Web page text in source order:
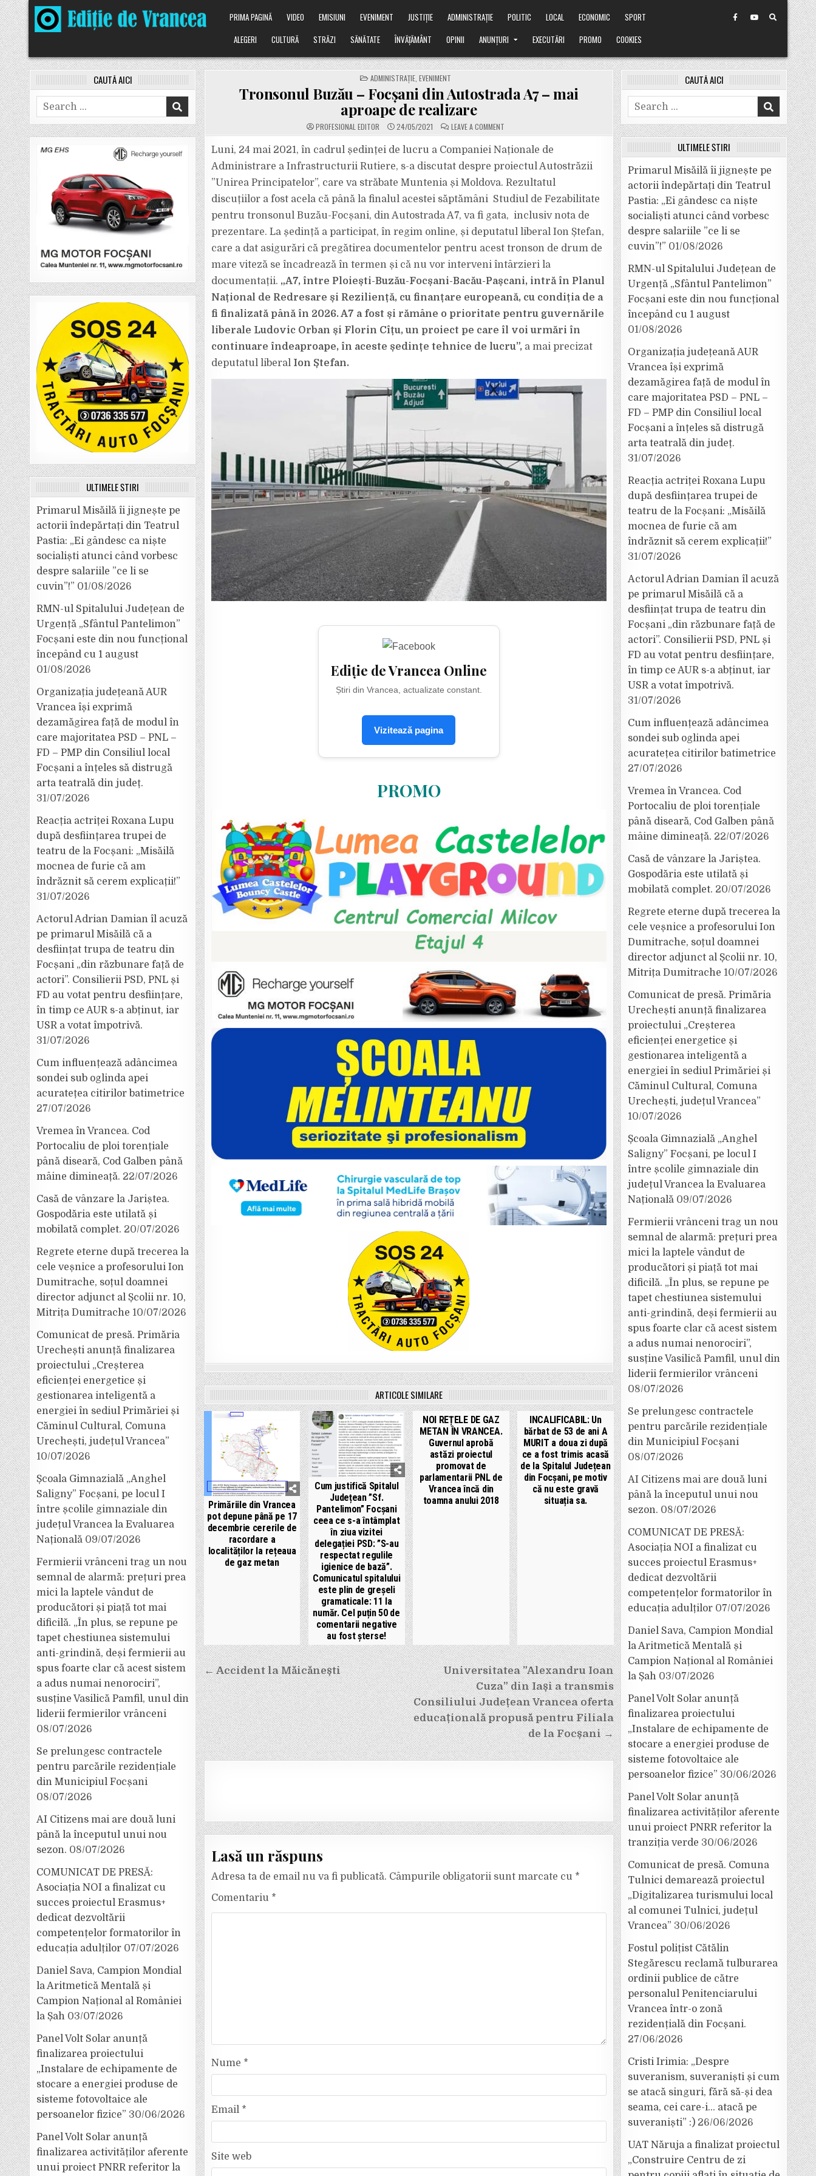
Skip
to
content
PRIMA PAGINĂ VIDEO EMISIUNI EVENIMENT JUSTIȚIE ADMINISTRAȚIE POLITIC LOCAL ECONOMIC
SPORT
ALEGERI
CULTURĂ STRĂZI SĂNĂTATE ÎNVĂȚĂMÂNT OPINII ANUNȚURI EXECUTĂRI PROMO COOKIES
POSTED
IN
ADMINISTRAȚIE ,EVENIMENT
Tronsonul Buzău – Focșani din Autostrada A7 – mai
aproape de realizare
PROFESIONAL EDITOR 24/05/2021 LEAVE A COMMENT
TRONSONUL
–
FOCȘANI
DIN
AUTOSTRADA
A7
–
APROAPE
REALIZARE
Luni, 24 mai 2021, în cadrul ședinței de lucru a Companiei Naționale de
Administrare a Infrastructurii Rutiere, s-a discutat despre proiectul Autostrăzii
”Unirea Principatelor”, care va străbate Muntenia și Moldova. Rezultatul
discuțiilor a fost acela că până la finalul acestei săptămâni Studiul de Fezabilitate
pentru tronsonul Buzău-Focșani, din Autostrada A7, va fi gata, inclusiv nota de
prezentare. La ședință a participat, în regim online, și deputatul liberal Ion Ștefan,
care a dat asigurări că pregătirea documentelor pentru acest tronson de drum de
mare viteză se încadrează în termen și că nu vor interveni întârzieri la
documentații. „A7, între Ploiești-Buzău-Focșani-Bacău-Pașcani, intră în Planul
Național de Redresare și Reziliență, cu finanțare europeană, cu condiția de a
fi finalizată până în 2026.A7 a fost și rămâne o prioritate pentru guvernările
liberale Ludovic Orban și Florin Cîțu, un proiect pe care îl voi urmări în
continuare îndeaproape, în aceste ședințe tehnice de lucru”,a mai precizat
deputatul liberal Ion Ștefan.
Ediție de Vrancea Online
Știri din Vrancea, actualizate constant.
Vizitează pagina
PROMO
ARTICOLE SIMILARE
Primăriile din Vrancea
pot depune până pe 17
decembrie cererile de
racordare a
localităților la rețeaua
de gaz metan
Cum justifică Spitalul
Județean ”Sf.
Pantelimon” Focșani
ceea ce s-a întâmplat
în ziua vizitei
delegației PSD: ”S-au
respectat regulile
igienice de bază”.
Comunicatul spitalului
este plin de greșeli
gramaticale: 11 la
număr. Cel puțin 50 de
comentarii negative
au fost șterse!
NOI REȚELE DE GAZ
METAN ÎN VRANCEA.
Guvernul aprobă
astăzi proiectul
promovat de
parlamentarii PNL de
Vrancea încă din
toamna anului 2018
INCALIFICABIL: Un
bărbat de 53 de ani A
MURIT a doua zi după
ce a fost trimis acasă
de la Spitalul Județean
din Focșani, pe motiv
că nu este gravă
situația sa.
Navigare
în
articole
Universitatea ”Alexandru Ioan
Cuza” din Iași a transmis
Consiliului Județean Vrancea oferta
educațională propusă pentru Filiala
de la Focșani →
← Accident la Măicănești
Lasă un răspuns
Adresa ta de email nu va fi publicată. Câmpurile obligatorii sunt marcate cu *
Comentariu *
Nume *
Email *
Site web
CAUTĂ AICI
Search
for:
ULTIMELE ȘTIRI
Primarul Misăilă îi jignește pe
actorii îndepărtați din Teatrul
Pastia: „Ei gândesc ca niște
socialiști atunci când vorbesc
despre salariile ”ce li se
cuvin”!” 01/08/2026
RMN-ul Spitalului Județean de
Urgență „Sfântul Pantelimon”
Focșani este din nou funcțional
începând cu 1 august
01/08/2026
Organizația județeană AUR
Vrancea își exprimă
dezamăgirea față de modul în
care majoritatea PSD – PNL –
FD – PMP din Consiliul local
Focșani a înțeles să distrugă
arta teatrală din județ.
31/07/2026
Reacția actriței Roxana Lupu
după desființarea trupei de
teatru de la Focșani: „Misăilă
mocnea de furie că am
îndrăznit să cerem explicații!”
31/07/2026
Actorul Adrian Damian îl acuză
pe primarul Misăilă că a
desființat trupa de teatru din
Focșani „din răzbunare față de
actori”. Consilierii PSD, PNL și
FD au votat pentru desființare,
în timp ce AUR s-a abținut, iar
USR a votat împotrivă.
31/07/2026
Cum influențează adâncimea
sondei sub oglinda apei
acuratețea citirilor batimetrice
27/07/2026
Vremea în Vrancea. Cod
Portocaliu de ploi torențiale
până diseară, Cod Galben până
mâine dimineață. 22/07/2026
Casă de vânzare la Jariștea.
Gospodăria este utilată și
mobilată complet. 20/07/2026
Regrete eterne după trecerea la
cele veșnice a profesorului Ion
Dumitrache, soțul doamnei
director adjunct al Școlii nr. 10,
Mitrița Dumitrache 10/07/2026
Comunicat de presă. Primăria
Urechești anunță finalizarea
proiectului „Creșterea
eficienței energetice și
gestionarea inteligentă a
energiei în sediul Primăriei și
Căminul Cultural, Comuna
Urechești, județul Vrancea”
10/07/2026
Școala Gimnazială „Anghel
Saligny” Focșani, pe locul I
între școlile gimnaziale din
județul Vrancea la Evaluarea
Națională 09/07/2026
Fermierii vrânceni trag un nou
semnal de alarmă: prețuri prea
mici la laptele vândut de
producători și piață tot mai
dificilă. „În plus, se repune pe
tapet chestiunea sistemului
anti-grindină, deși fermierii au
spus foarte clar că acest sistem
a adus numai nenorociri”,
susține Vasilică Pamfil, unul din
liderii fermierilor vrânceni
08/07/2026
Se prelungesc contractele
pentru parcările rezidențiale
din Municipiul Focșani
08/07/2026
AI Citizens mai are două luni
până la începutul unui nou
sezon. 08/07/2026
COMUNICAT DE PRESĂ:
Asociația NOI a finalizat cu
succes proiectul Erasmus+
dedicat dezvoltării
competențelor formatorilor în
educația adulților 07/07/2026
Daniel Sava, Campion Mondial
la Aritmetică Mentală și
Campion Național al României
la Șah 03/07/2026
Panel Volt Solar anunță
finalizarea proiectului
„Instalare de echipamente de
stocare a energiei produse de
sisteme fotovoltaice ale
persoanelor fizice” 30/06/2026
Panel Volt Solar anunță
finalizarea activităților aferente
unui proiect PNRR referitor la
CAUTĂ AICI
Search
for:
ULTIMELE ȘTIRI
Primarul Misăilă îi jignește pe
actorii îndepărtați din Teatrul
Pastia: „Ei gândesc ca niște
socialiști atunci când vorbesc
despre salariile ”ce li se
cuvin”!” 01/08/2026
RMN-ul Spitalului Județean de
Urgență „Sfântul Pantelimon”
Focșani este din nou funcțional
începând cu 1 august
01/08/2026
Organizația județeană AUR
Vrancea își exprimă
dezamăgirea față de modul în
care majoritatea PSD – PNL –
FD – PMP din Consiliul local
Focșani a înțeles să distrugă
arta teatrală din județ.
31/07/2026
Reacția actriței Roxana Lupu
după desființarea trupei de
teatru de la Focșani: „Misăilă
mocnea de furie că am
îndrăznit să cerem explicații!”
31/07/2026
Actorul Adrian Damian îl acuză
pe primarul Misăilă că a
desființat trupa de teatru din
Focșani „din răzbunare față de
actori”. Consilierii PSD, PNL și
FD au votat pentru desființare,
în timp ce AUR s-a abținut, iar
USR a votat împotrivă.
31/07/2026
Cum influențează adâncimea
sondei sub oglinda apei
acuratețea citirilor batimetrice
27/07/2026
Vremea în Vrancea. Cod
Portocaliu de ploi torențiale
până diseară, Cod Galben până
mâine dimineață. 22/07/2026
Casă de vânzare la Jariștea.
Gospodăria este utilată și
mobilată complet. 20/07/2026
Regrete eterne după trecerea la
cele veșnice a profesorului Ion
Dumitrache, soțul doamnei
director adjunct al Școlii nr. 10,
Mitrița Dumitrache 10/07/2026
Comunicat de presă. Primăria
Urechești anunță finalizarea
proiectului „Creșterea
eficienței energetice și
gestionarea inteligentă a
energiei în sediul Primăriei și
Căminul Cultural, Comuna
Urechești, județul Vrancea”
10/07/2026
Școala Gimnazială „Anghel
Saligny” Focșani, pe locul I
între școlile gimnaziale din
județul Vrancea la Evaluarea
Națională 09/07/2026
Fermierii vrânceni trag un nou
semnal de alarmă: prețuri prea
mici la laptele vândut de
producători și piață tot mai
dificilă. „În plus, se repune pe
tapet chestiunea sistemului
anti-grindină, deși fermierii au
spus foarte clar că acest sistem
a adus numai nenorociri”,
susține Vasilică Pamfil, unul din
liderii fermierilor vrânceni
08/07/2026
Se prelungesc contractele
pentru parcările rezidențiale
din Municipiul Focșani
08/07/2026
AI Citizens mai are două luni
până la începutul unui nou
sezon. 08/07/2026
COMUNICAT DE PRESĂ:
Asociația NOI a finalizat cu
succes proiectul Erasmus+
dedicat dezvoltării
competențelor formatorilor în
educația adulților 07/07/2026
Daniel Sava, Campion Mondial
la Aritmetică Mentală și
Campion Național al României
la Șah 03/07/2026
Panel Volt Solar anunță
finalizarea proiectului
„Instalare de echipamente de
stocare a energiei produse de
sisteme fotovoltaice ale
persoanelor fizice” 30/06/2026
Panel Volt Solar anunță
finalizarea activităților aferente
unui proiect PNRR referitor la
tranziția verde 30/06/2026
Comunicat de presă. Comuna
Tulnici demarează proiectul
„Digitalizarea turismului local
al comunei Tulnici, județul
Vrancea” 30/06/2026
Fostul polițist Cătălin
Stegărescu reclamă tulburarea
ordinii publice de către
personalul Penitenciarului
Vrancea într-o zonă
rezidențială din Focșani.
27/06/2026
Cristi Irimia: „Despre
suveranism, suveraniști și cum
se atacă singuri, fără să-și dea
seama, cei care-i… atacă pe
suveraniști” :) 26/06/2026
UAT Năruja a finalizat proiectul
„Construire Centru de zi